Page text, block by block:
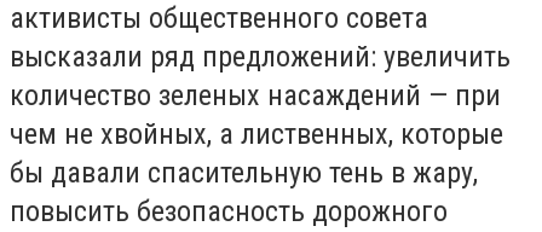
активисты общественного совета
высказали ряд предложений: увеличить
количество зеленых насаждений — при
чем не хвойных, а лиственных, которые
бы давали спасительную тень в жару,
повысить безопасность дорожного